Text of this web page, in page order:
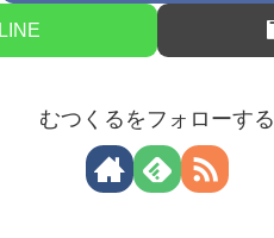
LINE
むつくるをフォローする